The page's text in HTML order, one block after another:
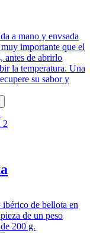
a mano y envsada
importante que el
antes de abrirlo
la temperatura. Una
su sabor y
ibérico de bellota en
de un peso
200 g.